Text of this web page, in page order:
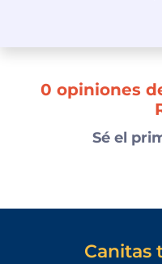
0 opiniones
Sé el
Canitas